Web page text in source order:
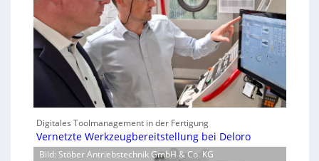
Digitales Toolmanagement in der Fertigung
Vernetzte Werkzeugbereitstellung bei Deloro
Bild: Stöber Antriebstechnik GmbH & Co. KG